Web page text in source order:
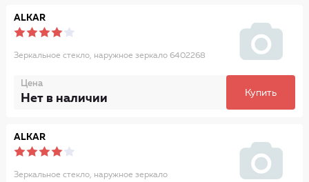
ALKAR
Зеркальное стекло, наружное зеркало 6402268
Цена
Нет в наличии Купить
ALKAR
Зеркальное стекло, наружное зеркало